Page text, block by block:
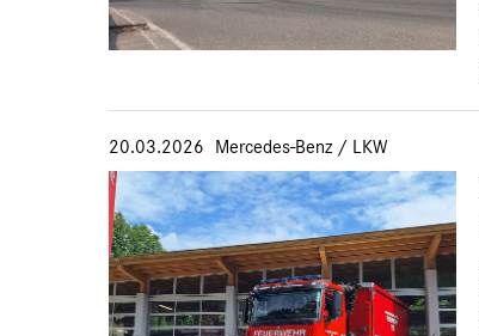
20.03.2026 Mercedes-Benz / LKW